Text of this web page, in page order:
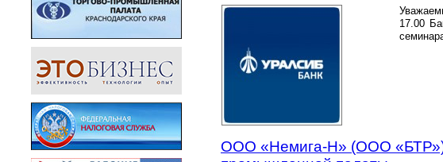
17.00
ООО «Немига-Н» (ООО «БТР»)